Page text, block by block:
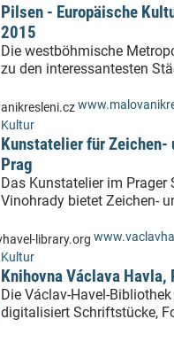
Pilsen - Europäische
2015
Die westböhmische
zu den interessantesten
Kultur
Kunstatelier für Zeichen-
Prag
Das Kunstatelier im Prager
Vinohrady bietet Zeichen-
Kultur
Knihovna Václava Havla,
Die Václav-Havel-
digitalisiert Schriftstücke,